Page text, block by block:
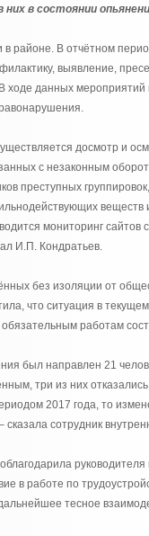
них в состоянии
в районе. В отчётном
выявление,
ходе данных
досмотр и
с незаконным
преступных
веществ
мониторинг
И.П. Кондратьев.
без изоляции от
что ситуация в
работам
был направлен 21
три из них
2017 года, то
сказала сотрудник
руководителя
в работе по
тесное